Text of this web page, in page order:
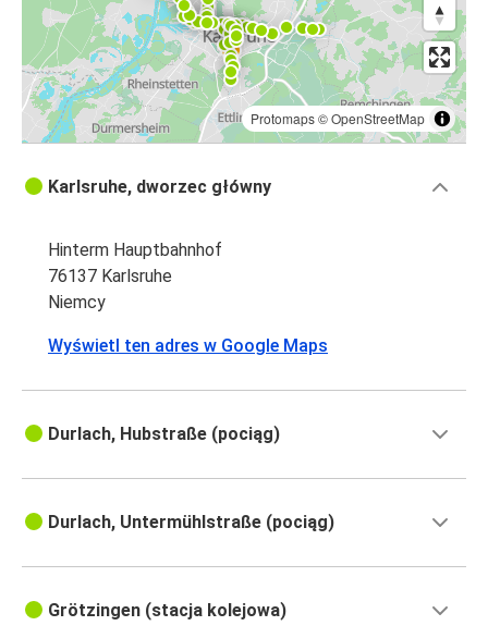
Protomaps©OpenStreetMap
Karlsruhe, dworzec główny
Hinterm Hauptbahnhof
76137 Karlsruhe
Niemcy
Wyświetl ten adres w Google Maps
Durlach, Hubstraße (pociąg)
Durlach, Untermühlstraße (pociąg)
Grötzingen (stacja kolejowa)